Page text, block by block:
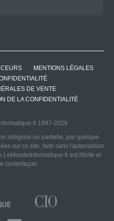
MENTIONS LÉGALES
DE VENTE
DE LA CONFIDENTIALITÉ
1997-2026
intégrale ou partielle, par quelque
sur ce site, faite sans l'autorisation
LeMondeInformatique.fr est illicite et
contrefaçon.